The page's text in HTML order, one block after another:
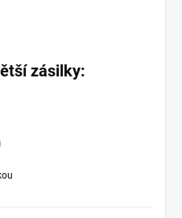
zásilky: